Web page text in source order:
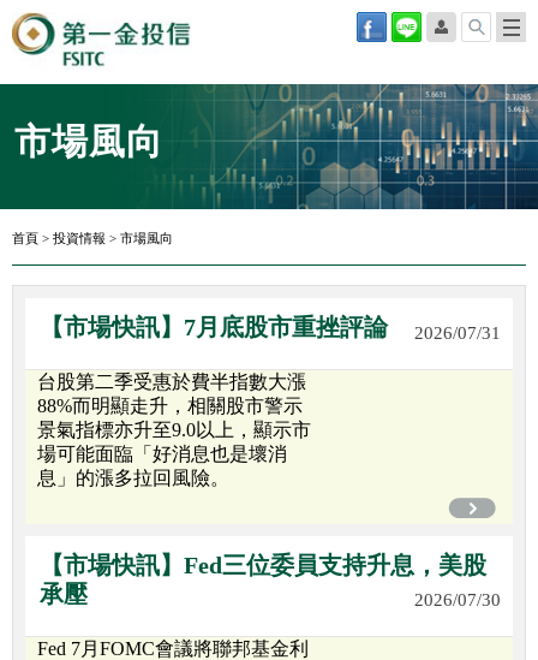
市場風向
首頁 > 投資情報 > 市場風向
【市場快訊】7月底股市重挫評論 2026/07/31
台股第二季受惠於費半指數大漲
88%而明顯走升，相關股市警示
景氣指標亦升至9.0以上，顯示市
場可能面臨「好消息也是壞消
息」的漲多拉回風險。
【市場快訊】Fed三位委員支持升息，美股
承壓
2026/07/30
Fed 7月FOMC會議將聯邦基金利